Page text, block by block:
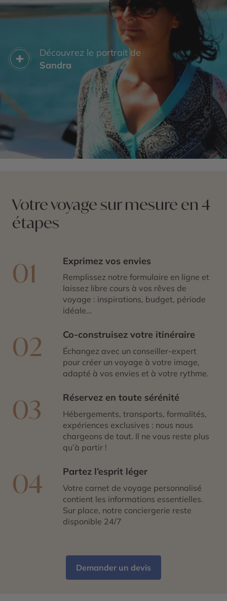
Découvrez le portrait de
Sandra
Votre voyage sur mesure en 4
étapes
01 Exprimez vos envies
Remplissez notre formulaire en ligne et
laissez libre cours à vos rêves de
voyage : inspirations, budget, période
idéale…
02 Co-construisez votre itinéraire
Échangez avec un conseiller-expert
pour créer un voyage à votre image,
adapté à vos envies et à votre rythme.
03 Réservez en toute sérénité
Hébergements, transports, formalités,
expériences exclusives : nous nous
chargeons de tout. Il ne vous reste plus
qu’à partir !
04 Partez l’esprit léger
Votre carnet de voyage personnalisé
contient les informations essentielles.
Sur place, notre conciergerie reste
disponible 24/7
Demander un devis